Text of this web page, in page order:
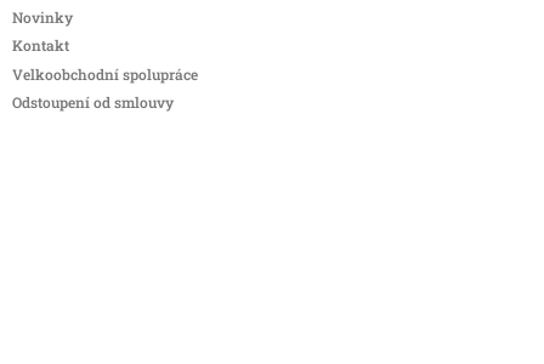
Novinky
Kontakt
Velkoobchodní spolupráce
Odstoupení od smlouvy